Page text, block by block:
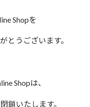
Shopを
とうございます。
Shopは、
鎖いたします。